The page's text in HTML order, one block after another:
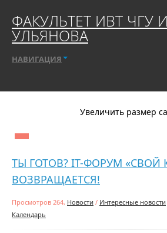
ФАКУЛЬТЕТ ИВТ ЧГУ
УЛЬЯНОВА
НАВИГАЦИЯ
Увеличить размер
популярности
ТЫ ГОТОВ? IT-ФОРУМ «СВОЙ
ВОЗВРАЩАЕТСЯ!
Просмотров 264, Новости / Интересные новости
Календарь